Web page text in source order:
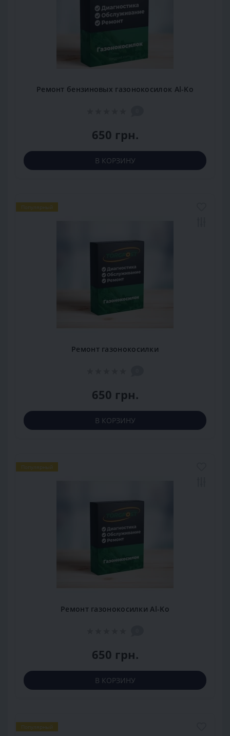
Ремонт бензиновых газонокосилок Al-Ko
650 грн.
В КОРЗИНУ
Популярный
Ремонт газонокосилки
650 грн.
В КОРЗИНУ
Популярный
Ремонт газонокосилки Al-Ko
650 грн.
В КОРЗИНУ
Популярный